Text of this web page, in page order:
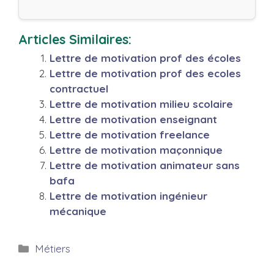
Articles Similaires:
Lettre de motivation prof des écoles
Lettre de motivation prof des ecoles
contractuel
Lettre de motivation milieu scolaire
Lettre de motivation enseignant
Lettre de motivation freelance
Lettre de motivation maçonnique
Lettre de motivation animateur sans
bafa
Lettre de motivation ingénieur
mécanique
Catégories
Métiers